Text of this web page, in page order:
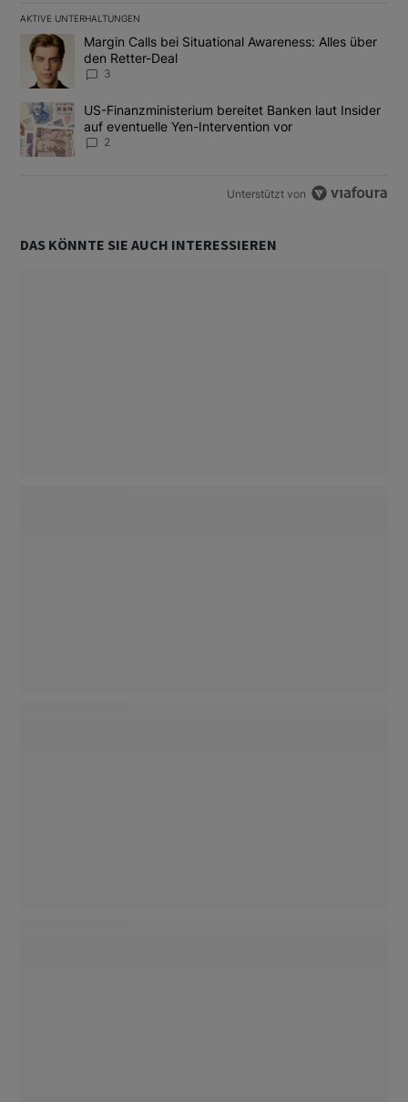
AKTIVE UNTERHALTUNGEN
Das Folgende ist eine Liste der am meisten kommentierten
Ein Trendartikel mit dem Titel "Margin Calls bei Situational
Margin Calls bei Situational Awareness: Alles über
den Retter-Deal
3
Ein Trendartikel mit dem Titel "US-Finanzministerium bereitet
US-Finanzministerium bereitet Banken laut Insider
auf eventuelle Yen-Intervention vor
2
Unterstützt von
DAS KÖNNTE SIE AUCH INTERESSIEREN